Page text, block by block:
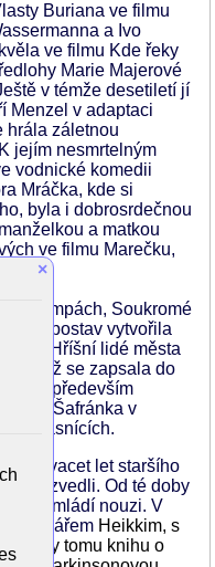
Buriana ve filmu
a Ivo
ve filmu Kde řeky
Marie Majerové
v témže desetiletí jí
Menzel v adaptaci
hrála záletnou
jejím nesmrtelným
vodnické komedii
Mráčka, kde si
byla i dobrosrdečnou
a matkou
ve filmu Marečku,
lampách, Soukromé
postav vytvořila
Hříšní lidé města
jíž se zapsala do
především
Šafránka v
o básnících.
let staršího
rozvedli. Od té doby
v mládí nouzi. V
novinářem Heikkim, s
díky tomu knihu o
×